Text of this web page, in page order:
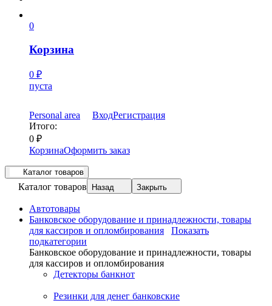
0
Корзина
0 ₽
пуста
Personal area ВходРегистрация
Итого:
0 ₽
КорзинаОформить заказ
Каталог товаров
Каталог товаров Назад Закрыть
Автотовары
Банковское оборудование и принадлежности, товары
для кассиров и опломбирования
Показать
подкатегории
Банковское оборудование и принадлежности, товары
для кассиров и опломбирования
Детекторы банкнот
Резинки для денег банковские